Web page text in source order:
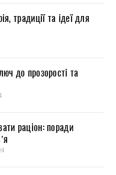
традиції та ідеї для
до прозорості та
раціон: поради